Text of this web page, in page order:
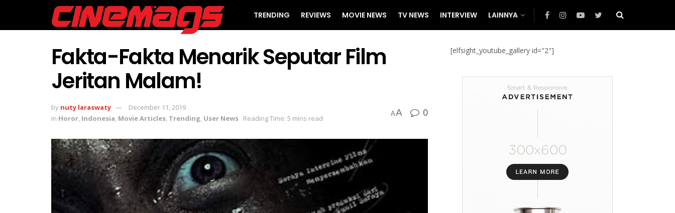
TRENDING REVIEWS MOVIE NEWS TV NEWS INTERVIEW LAINNYA
Fakta-Fakta Menarik Seputar Film
Jeritan Malam!
by nuty laraswaty
December 11, 2019
in Horor, Indonesia, Movie Articles, Trending, User News Reading Time: 5 mins read
AA 0
[elfsight_youtube_gallery id="2"]